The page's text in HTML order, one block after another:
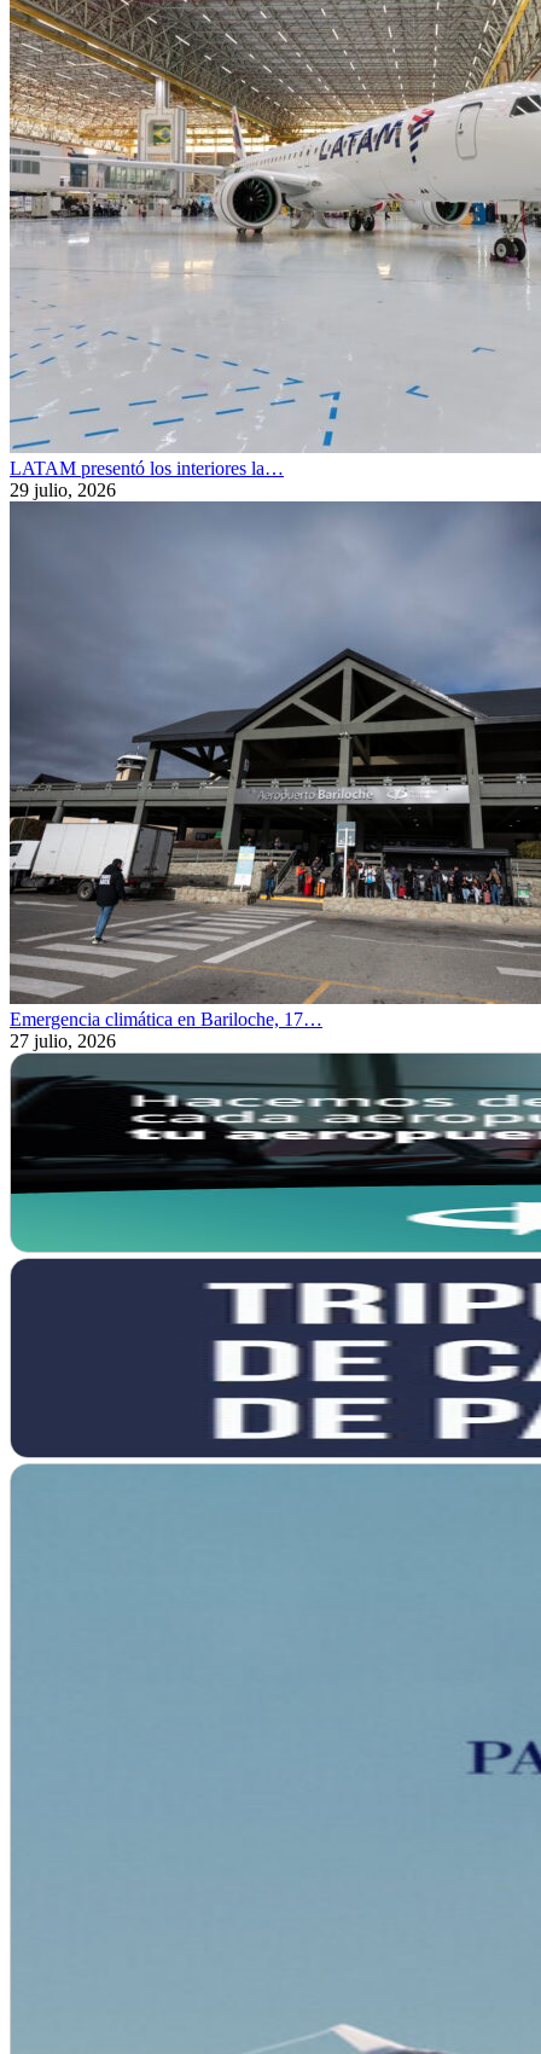
LATAM presentó los interiores la…
29 julio, 2026
Emergencia climática en Bariloche, 17…
27 julio, 2026